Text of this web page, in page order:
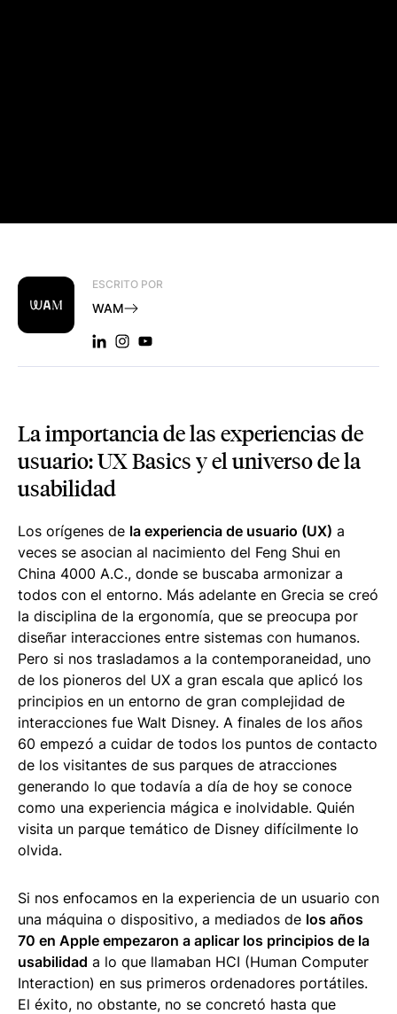
ESCRITO POR
WAM
LINKEDIN: WAM
INSTAGRAM: WAM
YOUTUBE: WAM
La importancia de las experiencias de
usuario: UX Basics y el universo de la
usabilidad
Los orígenes de la experiencia de usuario (UX) a
veces se asocian al nacimiento del Feng Shui en
China 4000 A.C., donde se buscaba armonizar a
todos con el entorno. Más adelante en Grecia se creó
la disciplina de la ergonomía, que se preocupa por
diseñar interacciones entre sistemas con humanos.
Pero si nos trasladamos a la contemporaneidad, uno
de los pioneros del UX a gran escala que aplicó los
principios en un entorno de gran complejidad de
interacciones fue Walt Disney. A finales de los años
60 empezó a cuidar de todos los puntos de contacto
de los visitantes de sus parques de atracciones
generando lo que todavía a día de hoy se conoce
como una experiencia mágica e inolvidable. Quién
visita un parque temático de Disney difícilmente lo
olvida.
Si nos enfocamos en la experiencia de un usuario con
una máquina o dispositivo, a mediados de los años
70 en Apple empezaron a aplicar los principios de la
usabilidad a lo que llamaban HCI (Human Computer
Interaction) en sus primeros ordenadores portátiles.
El éxito, no obstante, no se concretó hasta que